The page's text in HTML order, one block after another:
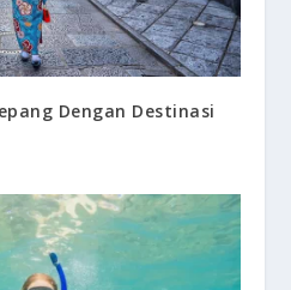
Dengan Destinasi